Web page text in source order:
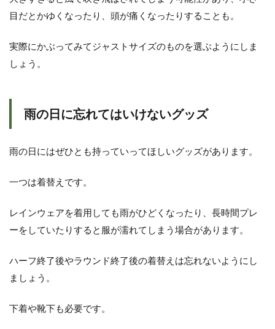
よ
目だとかゆくなったり、頭が痛くなったりすることも。
実際にかぶってみてジャストサイズのものを選ぶようにしま
しょう。
雨の日に忘れてはいけないグッズ
雨の日にはぜひとも持っていってほしいグッズがあります。
一つは着替えです。
レインウェアを着用しても雨がひどくなったり、長時間プレ
ーをしていたりすると服が濡れてしまう場合があります。
ハーフ終了後やラウンド終了後の着替えは忘れないようにし
ましょう。
下着や靴下も必要です。